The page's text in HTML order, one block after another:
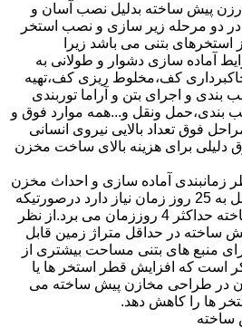
پیش ساخته بدلیل نصب آسان و
دو مرحله زیر سازی و نصب استخر
استخرهای بتنی می باشد زیرا
آماده سازی دشوار و طولانی به
کف،مخلوط ریزی کف،تهیه
بندی و اجرای بتن و آراما توربندی
ونقل و...همه موارد فوق و
فوق تعداد بالایی نیروی انسانی
دلیلی برای هزینه بالای ساخت مخزن
زمانبندی آماده سازی و احداث مخزن
بتنی در بهترین شرایط حداقل به 25 روز زمان نیاز دارد درصورتیکه
اجرای کامل مخزن پیش ساخته حداکثر 4 روززمان می برد.از نظر
ساخته در حداقل متراژ زمین قابل
منبع های بتنی مساحت بیشتری از
است که افزایش قطر استخر ها یا
در طراحی مخازن پیش ساخته می
ها را کاهش دهد.
ساخته